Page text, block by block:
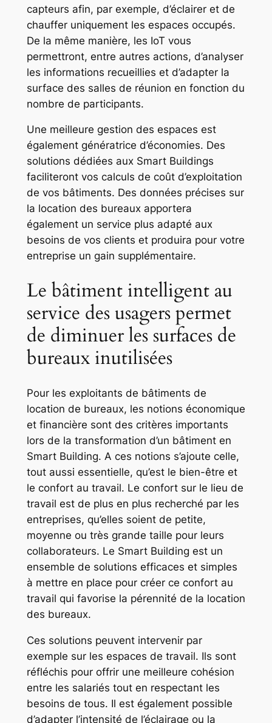
capteurs afin, par exemple, d’éclairer et de
chauffer uniquement les espaces occupés.
De la même manière, les IoT vous
permettront, entre autres actions, d’analyser
les informations recueillies et d’adapter la
surface des salles de réunion en fonction du
nombre de participants.
Une meilleure gestion des espaces est
également génératrice d’économies. Des
solutions dédiées aux Smart Buildings
faciliteront vos calculs de coût d’exploitation
de vos bâtiments. Des données précises sur
la location des bureaux apportera
également un service plus adapté aux
besoins de vos clients et produira pour votre
entreprise un gain supplémentaire.
Le bâtiment intelligent au
service des usagers permet
de diminuer les surfaces de
bureaux inutilisées
Pour les exploitants de bâtiments de
location de bureaux, les notions économique
et financière sont des critères importants
lors de la transformation d’un bâtiment en
Smart Building. A ces notions s’ajoute celle,
tout aussi essentielle, qu’est le bien-être et
le confort au travail. Le confort sur le lieu de
travail est de plus en plus recherché par les
entreprises, qu’elles soient de petite,
moyenne ou très grande taille pour leurs
collaborateurs. Le Smart Building est un
ensemble de solutions efficaces et simples
à mettre en place pour créer ce confort au
travail qui favorise la pérennité de la location
des bureaux.
Ces solutions peuvent intervenir par
exemple sur les espaces de travail. Ils sont
réfléchis pour offrir une meilleure cohésion
entre les salariés tout en respectant les
besoins de tous. Il est également possible
d’adapter l’intensité de l’éclairage ou la